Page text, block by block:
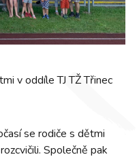
v oddíle TJ TŽ Třinec
se rodiče s dětmi
Společně pak